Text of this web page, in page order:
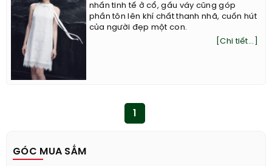
nhấn tinh tế ở cổ, gấu váy cũng góp
phần tôn lên khí chất thanh nhã, cuốn hút
của người đẹp một con.
[Chi tiết...]
GÓC MUA SẮM